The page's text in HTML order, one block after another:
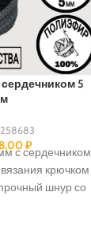
5
₽
с сердечником
крючком
шнур со